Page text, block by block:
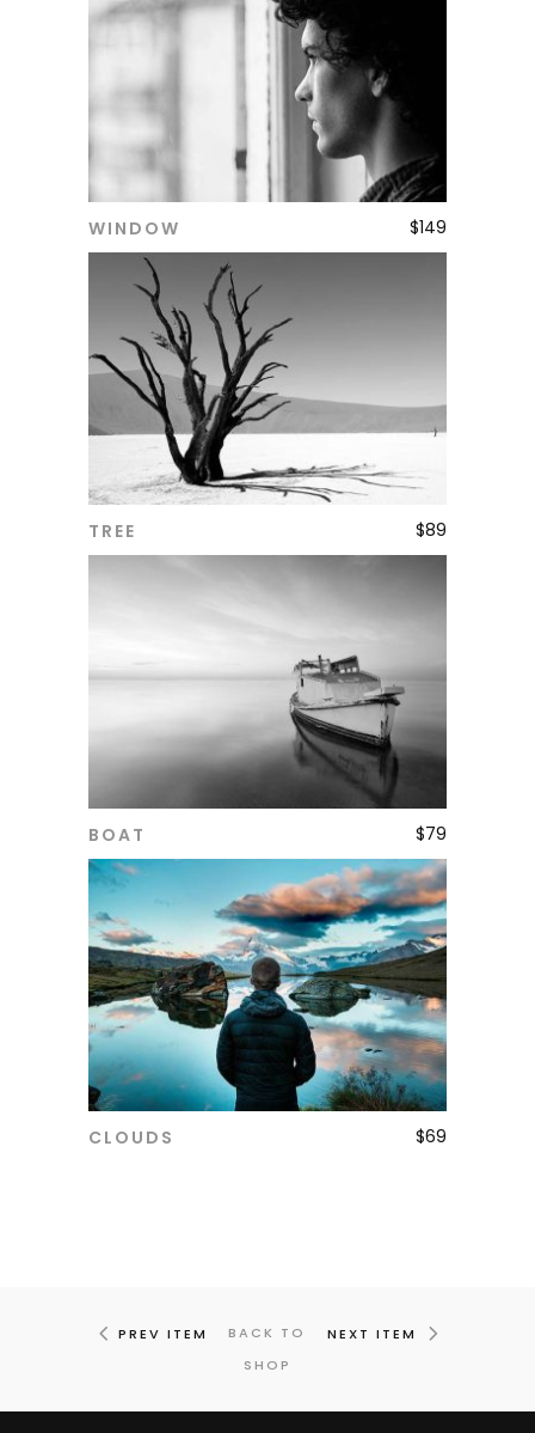
WINDOW $149
TREE $89
BOAT $79
CLOUDS $69
PREV ITEM
BACK TO
SHOP
NEXT ITEM